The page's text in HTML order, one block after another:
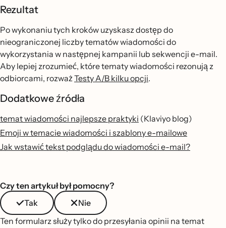
Rezultat
Po wykonaniu tych kroków uzyskasz dostęp do
nieograniczonej liczby tematów wiadomości do
wykorzystania w następnej kampanii lub sekwencji e-mail.
Aby lepiej zrozumieć, które tematy wiadomości rezonują z
odbiorcami, rozważTesty A/B kilku opcji.
Dodatkowe źródła
temat wiadomości najlepsze praktyki (Klaviyo blog)
Emoji w temacie wiadomości i szablony e-mailowe
Jak wstawić tekst podglądu do wiadomości e-mail?
Czy ten artykuł był pomocny?
Tak
Nie
Ten formularz służy tylko do przesyłania opinii na temat